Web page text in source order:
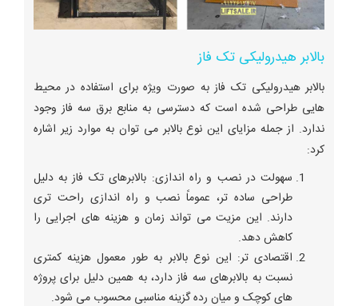
بالابر هیدرولیکی تک فاز
بالابر هیدرولیکی تک فاز به صورت ویژه برای استفاده در محیط‌
هایی طراحی شده است که دسترسی به منابع برق سه فاز وجود
ندارد. از جمله مزایای این نوع بالابر می ‌توان به موارد زیر اشاره
کرد:
سهولت در نصب و راه‌ اندازی: بالابرهای تک فاز به دلیل
طراحی ساده ‌تر، عموماً نصب و راه ‌اندازی راحت ‌تری
دارند. این مزیت می ‌تواند زمان و هزینه‌ های اجرایی را
کاهش دهد.
اقتصادی تر: این نوع بالابر به طور معمول هزینه کمتری
نسبت به بالابرهای سه فاز دارد، به همین دلیل برای پروژه
‌های کوچک و میان ‌رده گزینه مناسبی محسوب می ‌شود.